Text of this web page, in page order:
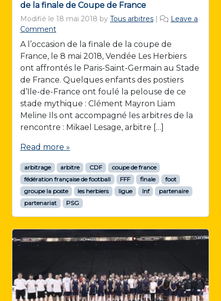
de la finale de Coupe de France
Modifié le 18 mai 2018 by Tous arbitres |
Leave a
Comment
A l’occasion de la finale de la coupe de
France, le 8 mai 2018, Vendée Les Herbiers
ont affrontés le Paris-Saint-Germain au Stade
de France. Quelques enfants des postiers
d’Ile-de-France ont foulé la pelouse de ce
stade mythique : Clément Mayron Liam
Meline Ils ont accompagné les arbitres de la
rencontre : Mikael Lesage, arbitre […]
Read more »
arbitrage arbitre CDF
coupe de france
fédération française de football
FFF finale
foot
groupe la poste
les herbiers ligue lnf
partenaire
partenariat
PSG